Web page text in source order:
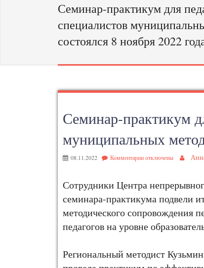
Семинар-практикум для
специалистов
состоялся 8 ноября 2022
Семинар-практикум
муниципальных
08.11.2022 Комментарииотключены
Сотрудники Центра
семинара-практикума подвели
методического сопровождения
педагогов на уровне
Региональный методист